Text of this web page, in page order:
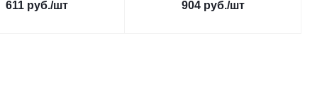
611руб./шт 904 руб./шт